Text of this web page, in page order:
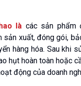
là các sản phẩm
sản xuất, đóng gói,
hàng hóa. Sau khi
hụt hoàn toàn hoặc
động của doanh